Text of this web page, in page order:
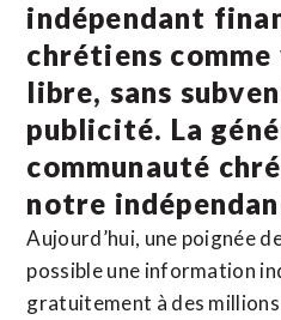
indépendant
chrétiens comme
libre, sans
publicité. La
communauté
notre
Aujourd’hui, une poignée
possible une information
gratuitement à des